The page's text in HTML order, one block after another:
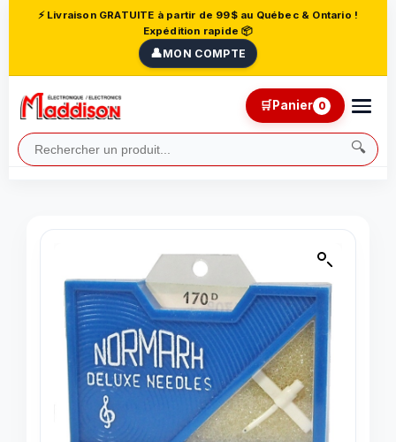
⚡ Livraison GRATUITE à partir de 99$ au Québec & Ontario !
Expédition rapide 📦
👤MON COMPTE
🔍
🛒Panier 0